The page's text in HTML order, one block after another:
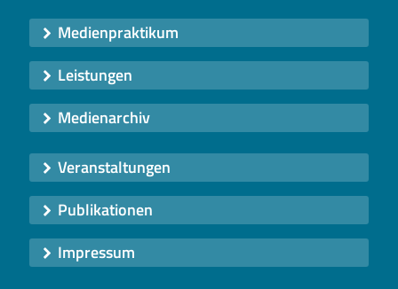
Medienpraktikum
Leistungen
Medienarchiv
Veranstaltungen
Publikationen
Impressum